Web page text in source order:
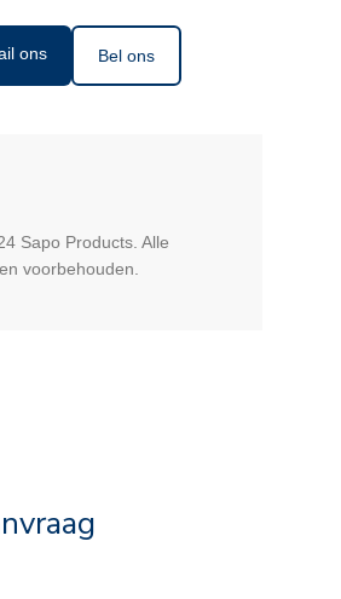
ons Bel ons
Sapo Products. Alle
voorbehouden.